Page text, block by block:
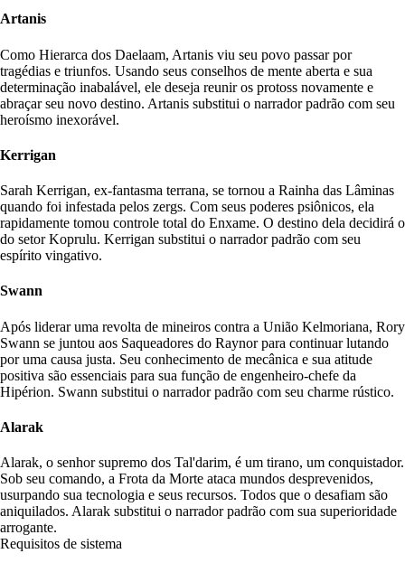
Artanis
Como Hierarca dos Daelaam, Artanis viu seu povo passar por
tragédias e triunfos. Usando seus conselhos de mente aberta e sua
determinação inabalável, ele deseja reunir os protoss novamente e
abraçar seu novo destino. Artanis substitui o narrador padrão com seu
heroísmo inexorável.
Kerrigan
Sarah Kerrigan, ex-fantasma terrana, se tornou a Rainha das Lâminas
quando foi infestada pelos zergs. Com seus poderes psiônicos, ela
rapidamente tomou controle total do Enxame. O destino dela decidirá o
do setor Koprulu. Kerrigan substitui o narrador padrão com seu
espírito vingativo.
Swann
Após liderar uma revolta de mineiros contra a União Kelmoriana, Rory
Swann se juntou aos Saqueadores do Raynor para continuar lutando
por uma causa justa. Seu conhecimento de mecânica e sua atitude
positiva são essenciais para sua função de engenheiro-chefe da
Hipérion. Swann substitui o narrador padrão com seu charme rústico.
Alarak
Alarak, o senhor supremo dos Tal'darim, é um tirano, um conquistador.
Sob seu comando, a Frota da Morte ataca mundos desprevenidos,
usurpando sua tecnologia e seus recursos. Todos que o desafiam são
aniquilados. Alarak substitui o narrador padrão com sua superioridade
arrogante.
Requisitos de sistema